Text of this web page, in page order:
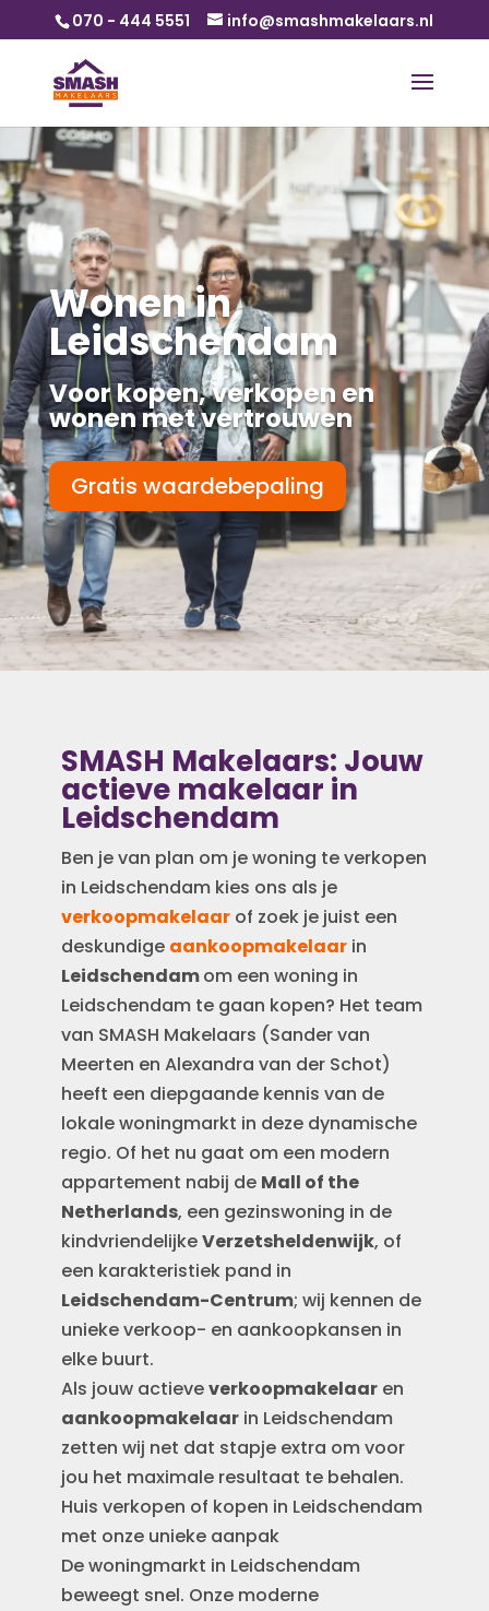
070 - 444 5551 info@smashmakelaars.nl
Wonen in
Leidschendam
Voor kopen, verkopen en
wonen met vertrouwen
Gratis waardebepaling
SMASH Makelaars: Jouw
actieve makelaar in
Leidschendam
Ben je van plan om je woning te verkopen
in Leidschendam kies ons als je
verkoopmakelaar of zoek je juist een
deskundige aankoopmakelaar in
Leidschendamom een woning in
Leidschendam te gaan kopen? Het team
van SMASH Makelaars (Sander van
Meerten en Alexandra van der Schot)
heeft een diepgaande kennis van de
lokale woningmarkt in deze dynamische
regio. Of het nu gaat om een modern
appartement nabij de Mall of the
Netherlands, een gezinswoning in de
kindvriendelijkeVerzetsheldenwijk, of
een karakteristiek pand in
Leidschendam-Centrum; wij kennen de
unieke verkoop- en aankoopkansen in
elke buurt.
Als jouw actieveverkoopmakelaar en
aankoopmakelaar in Leidschendam
zetten wij net dat stapje extra om voor
jou het maximale resultaat te behalen.
Huis verkopen of kopen in Leidschendam
met onze unieke aanpak
De woningmarkt in Leidschendam
beweegt snel. Onze moderne